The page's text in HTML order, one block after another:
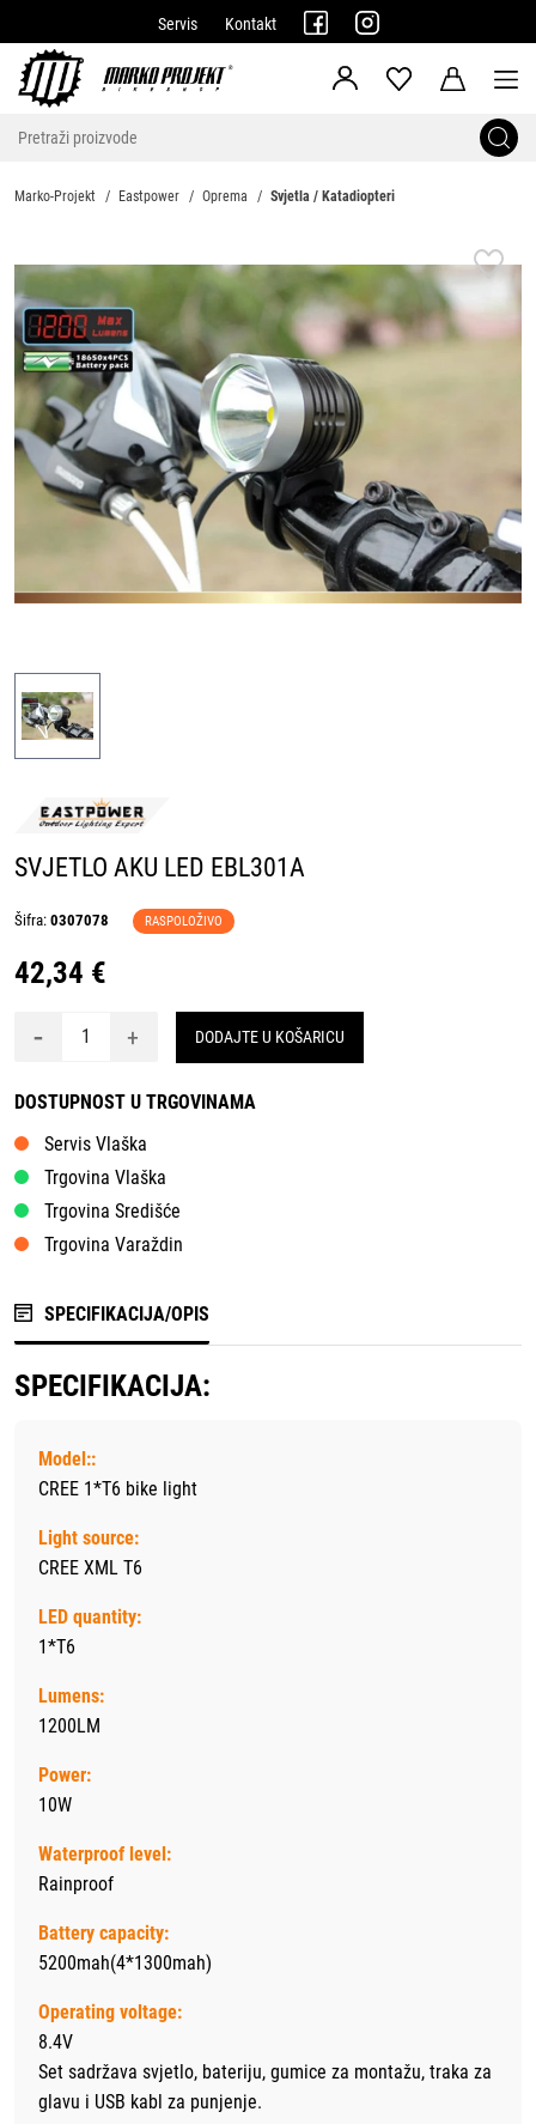
Servis Kontakt
Marko-Projekt Eastpower Oprema Svjetla / Katadiopteri
SVJETLO AKU LED EBL301A
Šifra: 0307078 RASPOLOŽIVO
42,34 €
- + DODAJTE U KOŠARICU
DOSTUPNOST U TRGOVINAMA
Servis Vlaška
Trgovina Vlaška
Trgovina Središće
Trgovina Varaždin
SPECIFIKACIJA/OPIS
SPECIFIKACIJA:
Model::
CREE 1*T6 bike light
Light source:
CREE XML T6
LED quantity:
1*T6
Lumens:
1200LM
Power:
10W
Waterproof level:
Rainproof
Battery capacity:
5200mah(4*1300mah)
Operating voltage:
8.4V
Set sadržava svjetlo, bateriju, gumice za montažu, traka za
glavu i USB kabl za punjenje.